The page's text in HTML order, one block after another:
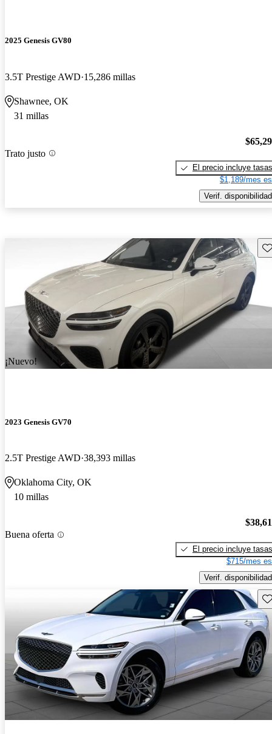
2025 Genesis GV80
3.5T Prestige AWD 15,286 millas
Shawnee, OK
31 millas
Trato justo
El precio incluye tasas
$1,189/mes
Verif. disponibilidad
¡Nuevo!
2023 Genesis GV70
2.5T Prestige AWD 38,393 millas
Oklahoma City, OK
10 millas
Buena oferta
El precio incluye tasas
$715/mes
Verif. disponibilidad